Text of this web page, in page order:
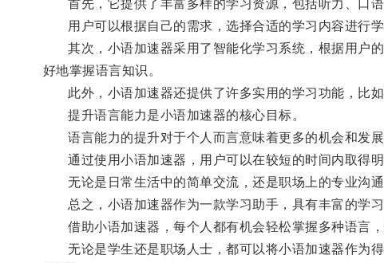
首先，它提供了丰富多样的学习资源，包括听力、口语
用户可以根据自己的需求，选择合适的学习内容进行学
其次，小语加速器采用了智能化学习系统，根据用户的
好地掌握语言知识。
此外，小语加速器还提供了许多实用的学习功能，比如
提升语言能力是小语加速器的核心目标。
语言能力的提升对于个人而言意味着更多的机会和发展
通过使用小语加速器，用户可以在较短的时间内取得明
无论是日常生活中的简单交流，还是职场上的专业沟通
总之，小语加速器作为一款学习助手，具有丰富的学习
借助小语加速器，每个人都有机会轻松掌握多种语言，
无论是学生还是职场人士，都可以将小语加速器作为得